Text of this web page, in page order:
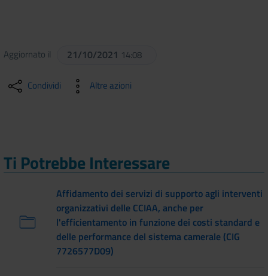
Aggiornato il 21/10/2021 14:08
Condividi Altre azioni
Ti Potrebbe Interessare
Affidamento dei servizi di supporto agli interventi
organizzativi delle CCIAA, anche per
l'efficientamento in funzione dei costi standard e
delle performance del sistema camerale (CIG
7726577D09)